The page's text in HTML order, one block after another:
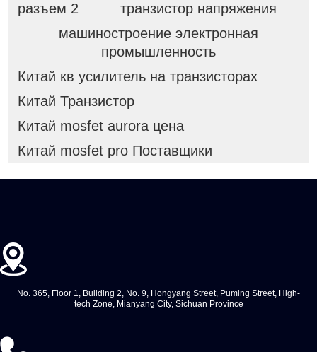
разъем 2
транзистор напряжения
машиностроение электронная
промышленность
Китай кв усилитель на транзисторах
Китай Транзистор
Китай mosfet aurora цена
Китай mosfet pro Поставщики
No. 365, Floor 1, Building 2, No. 9, Hongyang Street, Puming Street, High-
tech Zone, Mianyang City, Sichuan Province